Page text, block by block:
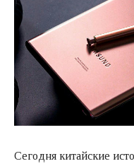
Сегодня китайские